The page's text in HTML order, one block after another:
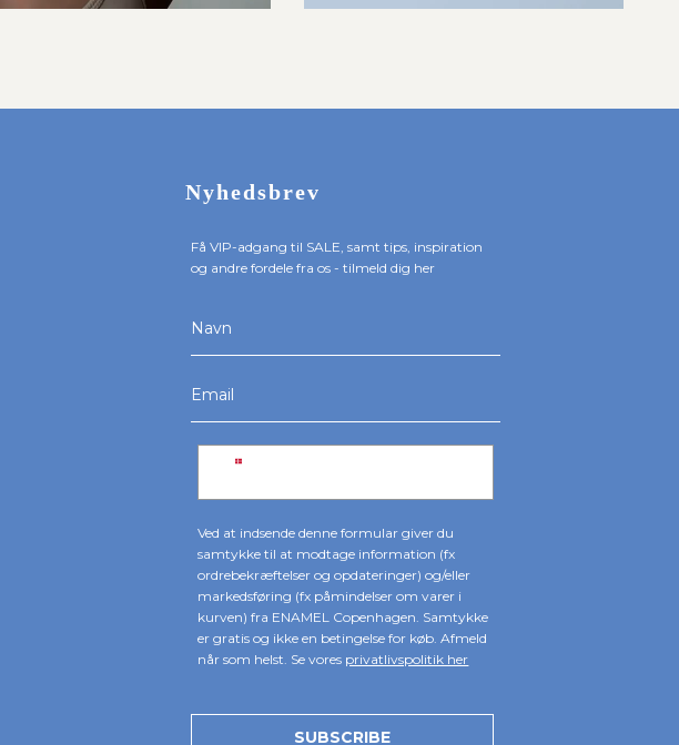
Nyhedsbrev
Få VIP-adgang til SALE, samt tips, inspiration
og andre fordele fra os - tilmeld dig her
Ved at indsende denne formular giver du
samtykke til at modtage information (fx
ordrebekræftelser og opdateringer) og/eller
markedsføring (fx påmindelser om varer i
kurven) fra ENAMEL Copenhagen. Samtykke
er gratis og ikke en betingelse for køb. Afmeld
når som helst. Se vores privatlivspolitik her
SUBSCRIBE